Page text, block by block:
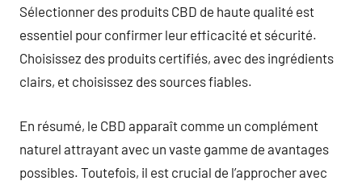
Sélectionner des produits CBD de haute qualité est
essentiel pour confirmer leur efficacité et sécurité.
Choisissez des produits certifiés, avec des ingrédients
clairs, et choisissez des sources fiables.
En résumé, le CBD apparaît comme un complément
naturel attrayant avec un vaste gamme de avantages
possibles. Toutefois, il est crucial de l’approcher avec